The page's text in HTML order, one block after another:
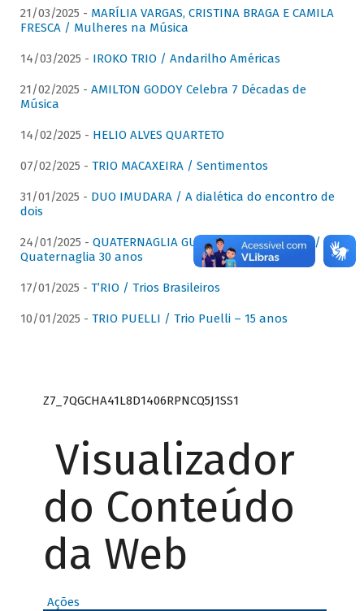
21/03/2025 - MARÍLIA VARGAS, CRISTINA BRAGA E CAMILA
FRESCA / Mulheres na Música
14/03/2025 - IROKO TRIO / Andarilho Américas
21/02/2025 - AMILTON GODOY Celebra 7 Décadas de
Música
14/02/2025 - HELIO ALVES QUARTETO
07/02/2025 - TRIO MACAXEIRA / Sentimentos
31/01/2025 - DUO IMUDARA / A dialética do encontro de
dois
24/01/2025 - QUATERNAGLIA GUITAR QUARTET (QGQ) /
Quaternaglia 30 anos
17/01/2025 - T’RIO / Trios Brasileiros
10/01/2025 - TRIO PUELLI / Trio Puelli – 15 anos
Z7_7QGCHA41L8D1406RPNCQ5J1SS1
Visualizador
do Conteúdo
da Web
Ações